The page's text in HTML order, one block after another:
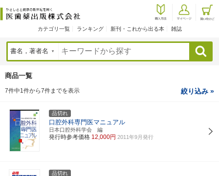
カテゴリ一覧 ランキング 新刊・これから出る本 雑誌
検索
商品一覧
7件中1件から7件までを表示 絞り込み »
品切れ
口腔外科専門医マニュアル
日本口腔外科学会 編
発行時参考価格 12,000円 2011年9月発行
品切れ